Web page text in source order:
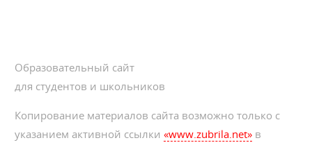
Образовательный сайт
для студентов и школьников
Копирование материалов сайта возможно только с
указанием активной ссылки«www.zubrila.net» в